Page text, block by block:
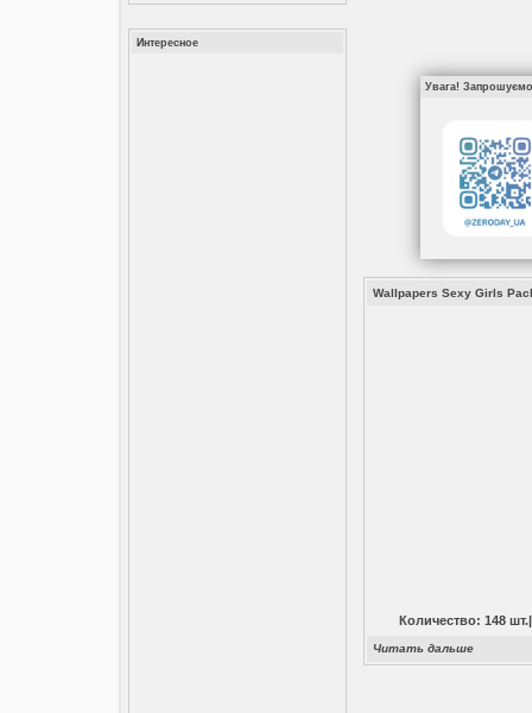
Интересное
Увага! Запрошуємо
Wallpapers Sexy Girls
Количество: 148
Читать дальше